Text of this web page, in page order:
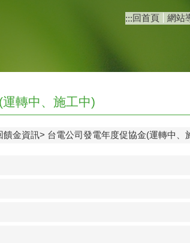
:::回首頁 網站
轉中、施工中)
饋金資訊 台電公司發電年度促協金(運轉中、